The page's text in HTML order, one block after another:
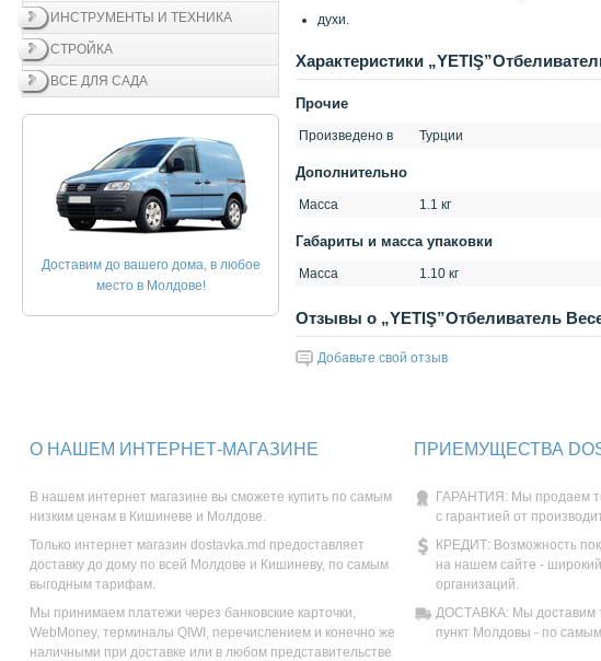
ИНСТРУМЕНТЫ И ТЕХНИКА
СТРОЙКА
ВСЕ ДЛЯ САДА
Доставим до вашего дома, в любое
место в Молдове!
духи.
Xарактеристики
Прочие
Произведено в Турции
Дополнительно
Масса 1.1 кг
Габариты и масса упаковки
Масса 1.10 кг
Отзывы о „YETIŞ”Отбеливатель
Добавьте свой отзыв
О НАШЕМ ИНТЕРНЕТ-МАГАЗИНЕ
В нашем интернет магазине вы сможете купить по самым
низким ценам в Кишиневе и Молдове.
Только интернет магазин dostavka.md предоставляет
доставку до дому по всей Молдове и Кишиневу, по самым
выгодным тарифам.
Мы принимаем платежи через банковские карточки,
WebMoney, терминалы QIWI, перечислением и конечно же
наличными при доставке или в любом представительстве
ПРИЕМУЩЕСТВА
ГАРАНТИЯ: Мы продаем
с гарантией от
КРЕДИТ: Возможность
на нашем сайте -
организаций.
ДОСТАВКА: Мы доставим
пункт Молдовы - по